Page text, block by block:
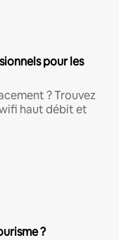
pour les
? Trouvez
haut débit et
?